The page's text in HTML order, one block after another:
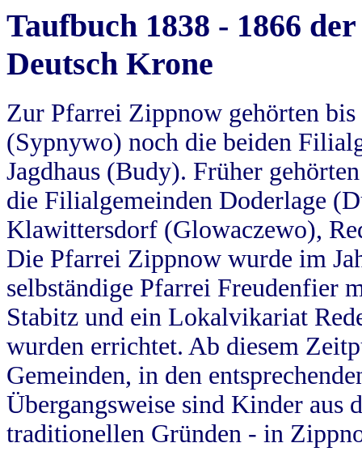
Taufbuch 1838 - 1866
Deutsch Krone
Zur Pfarrei Zippnow gehörten
(Sypnywo) noch die beiden
Jagdhaus (Budy). Früher
die Filialgemeinden Doderlage
Klawittersdorf (Glowaczewo),
Die Pfarrei Zippnow wurde im
selbständige Pfarrei Freudenfier
Stabitz und ein Lokalvikariat
wurden errichtet. Ab diesem
Gemeinden, in den
Übergangsweise sind Kinder aus
traditionellen Gründen - in